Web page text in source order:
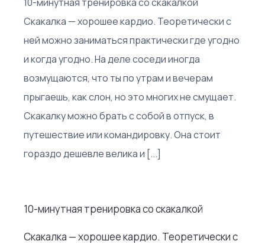
Скакалка — хорошее кардио. Теоретически с
ней можно заниматься практически где угодно
и когда угодно. На деле соседи иногда
возмущаются, что ты по утрам и вечерам
прыгаешь, как слон, но это многих не смущает.
Скакалку можно брать с собой в отпуск, в
путешествие или командировку. Она стоит
гораздо дешевле велика и [...]
10-минутная тренировка со скакалкой
Скакалка — хорошее кардио. Теоретически с